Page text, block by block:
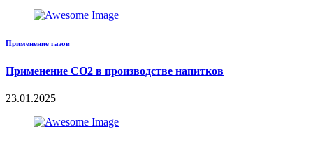
Применение газов
Применение CO2 в производстве напитков
23.01.2025